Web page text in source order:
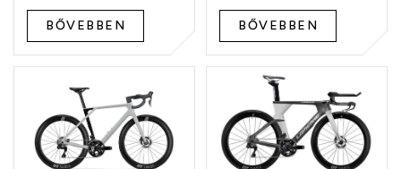
BŐVEBBEN BŐVEBBEN